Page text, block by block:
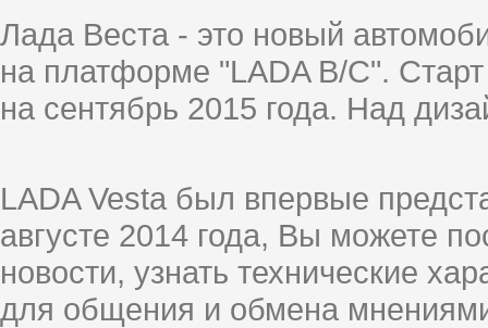
Лада Веста - это новый
на платформе "LADA B/C".
на сентябрь 2015 года. Над
LADA Vesta был впервые
августе 2014 года, Вы можете
новости, узнать технические
для общения и обмена